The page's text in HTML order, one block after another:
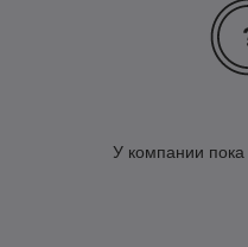
У компании пока